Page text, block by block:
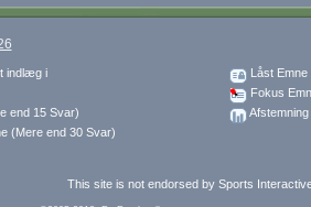
indlæg i
end 15 Svar)
(Mere end 30 Svar)
Låst Emne
Fokus
Afstemning
This site is not endorsed by Sports